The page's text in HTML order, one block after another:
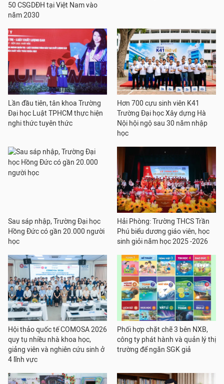
50 CSGDĐH tại Việt Nam vào
năm 2030
Lần đầu tiên, tân khoa Trường
Đại học Luật TPHCM thực hiện
nghi thức tuyên thức
Hơn 700 cựu sinh viên K41
Trường Đại học Xây dựng Hà
Nội hội ngộ sau 30 năm nhập
học
Sau sáp nhập, Trường Đại học
Hồng Đức có gần 20.000 người
học
Hải Phòng: Trường THCS Trần
Phú biểu dương giáo viên, học
sinh giỏi năm học 2025 -2026
Hội thảo quốc tế COMOSA 2026
quy tụ nhiều nhà khoa học,
giảng viên và nghiên cứu sinh ở
4 lĩnh vực
Phối hợp chặt chẽ 3 bên NXB,
công ty phát hành và quản lý thị
trường để ngăn SGK giả